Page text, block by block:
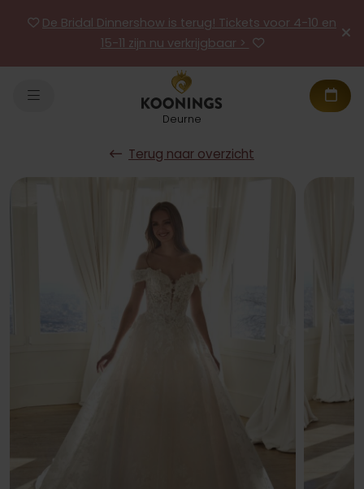
De Bridal Dinnershow is terug! Tickets voor 4-10 en
15-11 zijn nu verkrijgbaar >
Deurne
Terug naar overzicht